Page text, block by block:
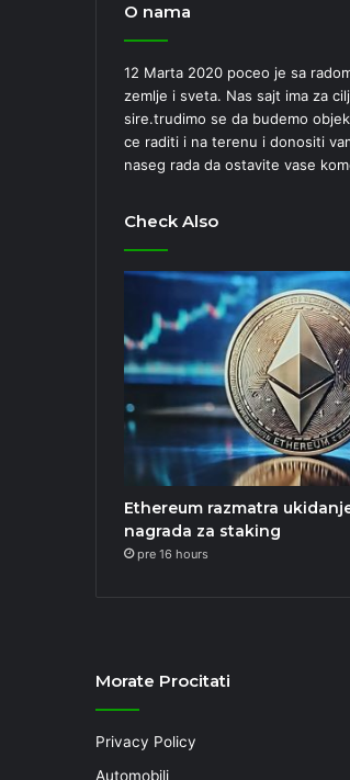
O nama
12 Marta 2020 poceo je sa
zemlje i sveta. Nas sajt ima za
sire.trudimo se da budemo
ce raditi i na terenu i donositi
naseg rada da ostavite vase
Check Also
Ethereum razmatra
nagrada za staking
pre 16 hours
Morate Procitati
Privacy Policy
Automobili